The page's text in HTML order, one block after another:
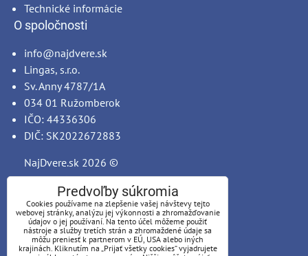
Technické informácie
O spoločnosti
info@najdvere.sk
Lingas, s.r.o.
Sv. Anny 4787/1A
034 01 Ružomberok
IČO: 44336306
DIČ: SK2022672883
NajDvere.sk 2026 ©
Predvoľby súkromia
Cookies používame na zlepšenie vašej návštevy tejto
webovej stránky, analýzu jej výkonnosti a zhromažďovanie
údajov o jej používaní. Na tento účel môžeme použiť
nástroje a služby tretích strán a zhromaždené údaje sa
môžu preniesť k partnerom v EÚ, USA alebo iných
krajinách. Kliknutím na „Prijať všetky cookies“ vyjadrujete